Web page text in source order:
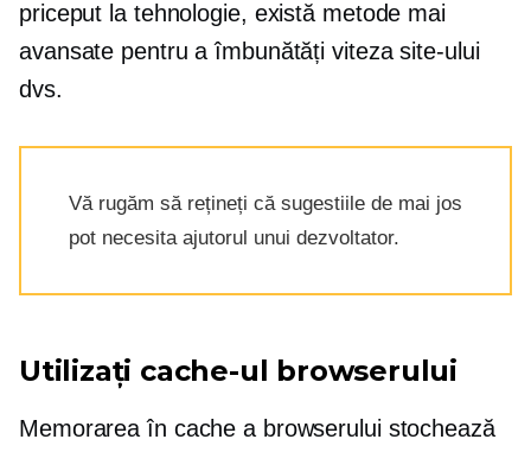
priceput la tehnologie, există metode mai
avansate pentru a îmbunătăți viteza site-ului
dvs.
Vă rugăm să rețineți că sugestiile de mai jos
pot necesita ajutorul unui dezvoltator.
Utilizați cache-ul browserului
Memorarea în cache a browserului stochează